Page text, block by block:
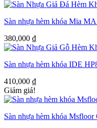
Sàn nhựa hèm khóa Mia MA
380,000 ₫
Sàn nhựa hèm khóa IDE
410,000 ₫
Giảm giá!
Sàn nhựa hèm khóa Msfloor